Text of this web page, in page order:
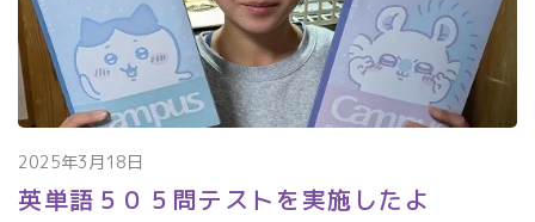
2025年3月18日
英単語５０５問テストを実施したよ